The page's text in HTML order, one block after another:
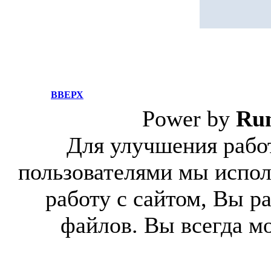
ВВЕРХ
Power by
Для улучшения
пользователями мы
работу с сайтом, Вы
файлов. Вы всегда